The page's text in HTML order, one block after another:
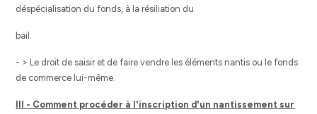
déspécialisation du fonds, à la résiliation du
bail.
- > Le droit de saisir et de faire vendre les éléments nantis ou le fonds
de commerce lui-même.
III - Comment procéder à l'inscription d'un nantissement sur